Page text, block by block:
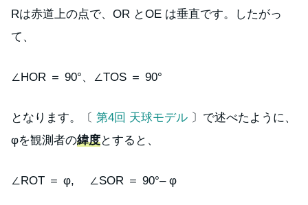
Rは赤道上の点で、OR とOE は垂直です。したがっ
て、
∠HOR ＝ 90°、∠TOS ＝ 90°
となります。〔 第4回 天球モデル 〕で述べたように、
φを観測者の緯度とすると、
∠ROT ＝ φ, ∠SOR ＝ 90°– φ